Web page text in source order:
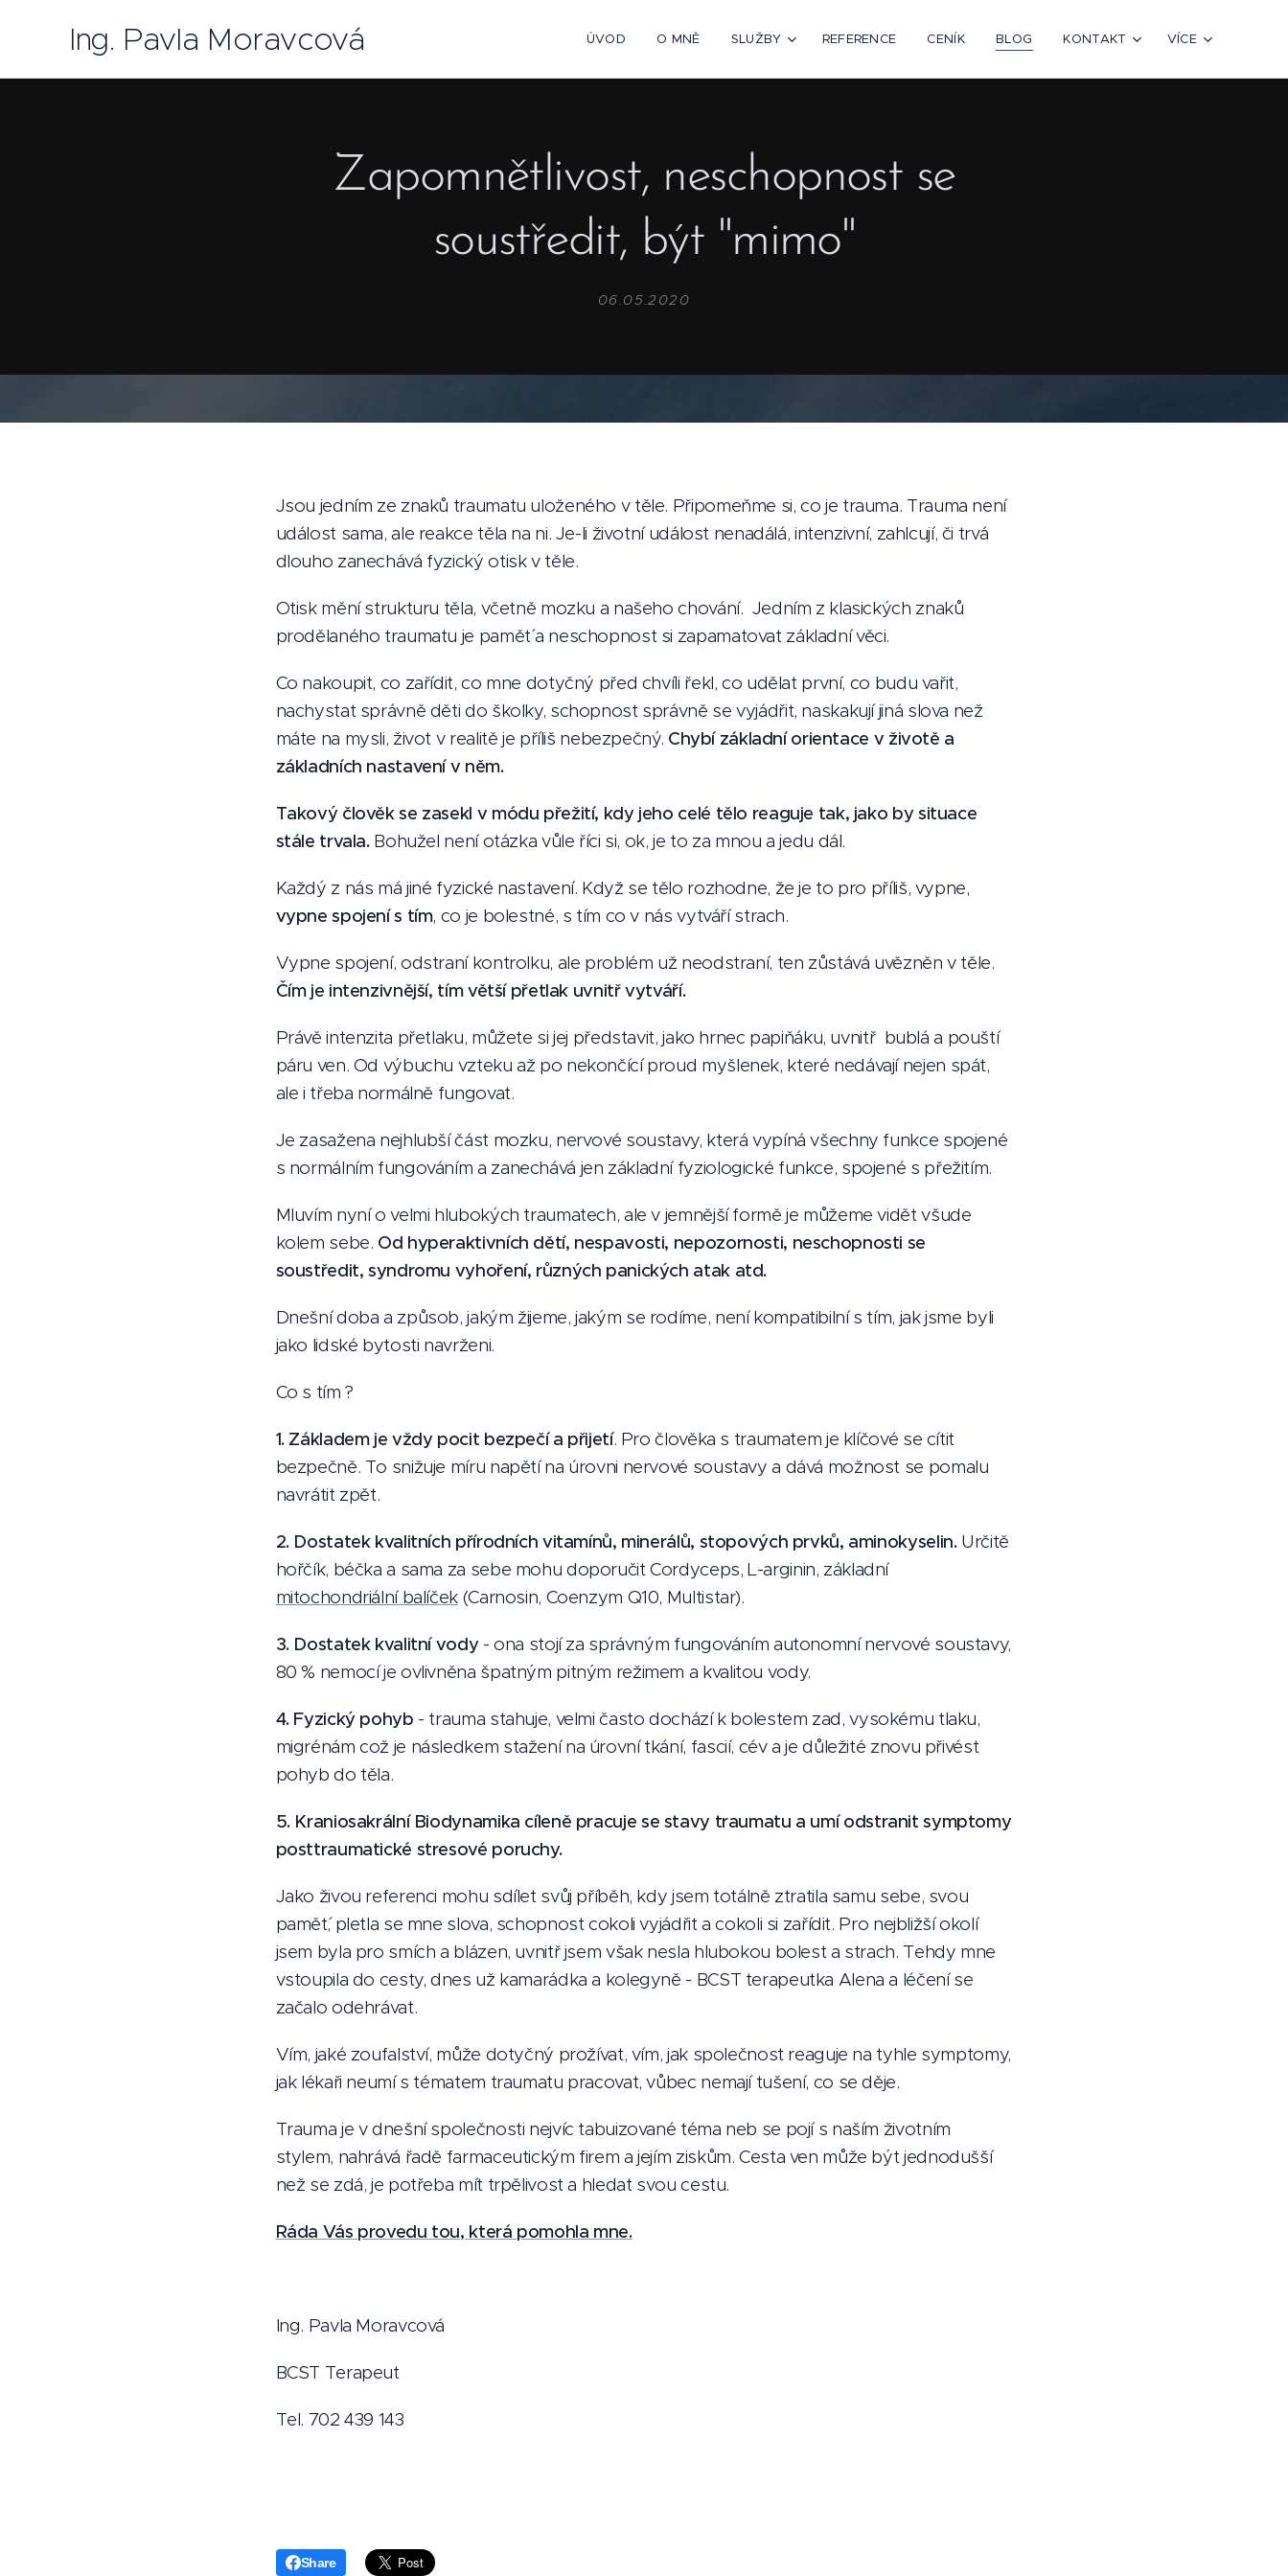
Ing. Pavla Moravcová ÚVOD O MNĚ SLUŽBY REFERENCE CENÍK BLOG KONTAKT VÍCE
Zapomnětlivost, neschopnost se
soustředit, být "mimo"
06.05.2020
Jsou jedním ze znaků traumatu uloženého v těle. Připomeňme si, co je trauma. Trauma není
událost sama, ale reakce těla na ni. Je-li životní událost nenadálá, intenzivní, zahlcují, či trvá
dlouho zanechává fyzický otisk v těle.
Otisk mění strukturu těla, včetně mozku a našeho chování. Jedním z klasických znaků
prodělaného traumatu je pamět´ a neschopnost si zapamatovat základní věci.
Co nakoupit, co zařídit, co mne dotyčný před chvíli řekl, co udělat první, co budu vařit,
nachystat správně děti do školky, schopnost správně se vyjádřit, naskakují jiná slova než
máte na mysli, život v realitě je příliš nebezpečný. Chybí základní orientace v životě a
základních nastavení v něm.
Takový člověk se zasekl v módu přežití, kdy jeho celé tělo reaguje tak, jako by situace
stále trvala.Bohužel není otázka vůle říci si, ok, je to za mnou a jedu dál.
Každý z nás má jiné fyzické nastavení. Když se tělo rozhodne, že je to pro příliš, vypne,
vypne spojení s tím, co je bolestné, s tím co v nás vytváří strach.
Vypne spojení, odstraní kontrolku, ale problém už neodstraní, ten zůstává uvězněn v těle.
Čím je intenzivnější, tím větší přetlak uvnitř vytváří.
Právě intenzita přetlaku, můžete si jej představit, jako hrnec papiňáku, uvnitř bublá a pouští
páru ven. Od výbuchu vzteku až po nekončící proud myšlenek, které nedávají nejen spát,
ale i třeba normálně fungovat.
Je zasažena nejhlubší část mozku, nervové soustavy, která vypíná všechny funkce spojené
s normálním fungováním a zanechává jen základní fyziologické funkce, spojené s přežitím.
Mluvím nyní o velmi hlubokých traumatech, ale v jemnější formě je můžeme vidět všude
kolem sebe. Od hyperaktivních dětí, nespavosti, nepozornosti, neschopnosti se
soustředit, syndromu vyhoření, různých panických atak atd.
Dnešní doba a způsob, jakým žijeme, jakým se rodíme, není kompatibilní s tím, jak jsme byli
jako lidské bytosti navrženi.
Co s tím ?
1. Základem je vždy pocit bezpečí a přijetí. Pro člověka s traumatem je klíčové se cítit
bezpečně. To snižuje míru napětí na úrovni nervové soustavy a dává možnost se pomalu
navrátit zpět.
2. Dostatek kvalitních přírodních vitamínů, minerálů, stopových prvků, aminokyselin.Určitě
hořčík, béčka a sama za sebe mohu doporučit Cordyceps, L-arginin, základní
mitochondriální balíček (Carnosin, Coenzym Q10, Multistar).
3. Dostatek kvalitní vody- ona stojí za správným fungováním autonomní nervové soustavy,
80 % nemocí je ovlivněna špatným pitným režimem a kvalitou vody.
4. Fyzický pohyb - trauma stahuje, velmi často dochází k bolestem zad, vysokému tlaku,
migrénám což je následkem stažení na úrovní tkání, fascií, cév a je důležité znovu přivést
pohyb do těla.
5. Kraniosakrální Biodynamika cíleně pracuje se stavy traumatu a umí odstranit symptomy
posttraumatické stresové poruchy.
Jako živou referenci mohu sdílet svůj příběh, kdy jsem totálně ztratila samu sebe, svou
pamět´, pletla se mne slova, schopnost cokoli vyjádřit a cokoli si zařídit. Pro nejbližší okolí
jsem byla pro smích a blázen, uvnitř jsem však nesla hlubokou bolest a strach. Tehdy mne
vstoupila do cesty, dnes už kamarádka a kolegyně - BCST terapeutka Alena a léčení se
začalo odehrávat.
Vím, jaké zoufalství, může dotyčný prožívat, vím, jak společnost reaguje na tyhle symptomy,
jak lékaři neumí s tématem traumatu pracovat, vůbec nemají tušení, co se děje.
Trauma je v dnešní společnosti nejvíc tabuizované téma neb se pojí s naším životním
stylem, nahrává řadě farmaceutickým firem a jejím ziskům. Cesta ven může být jednodušší
než se zdá, je potřeba mít trpělivost a hledat svou cestu.
Ráda Vás provedu tou, která pomohla mne.
Ing. Pavla Moravcová
BCST Terapeut
Tel. 702 439 143
Share